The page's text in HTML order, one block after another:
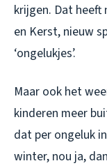
krijgen. Dat
en Kerst, nieuw
‘ongelukjes’.
Maar ook het
kinderen meer
dat per ongeluk
winter, nou ja,